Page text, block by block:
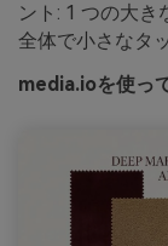
ント: 1 つの大
全体で小さなタ
media.ioを使っ